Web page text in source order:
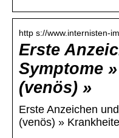
http s://www.internisten-
Erste
Symptome
(venös) »
Erste Anzeichen
(venös) »